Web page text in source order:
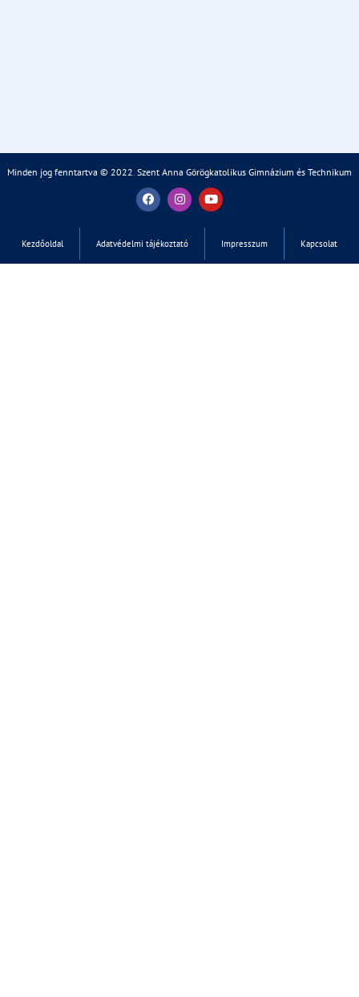
Minden jog fenntartva © 2022 Szent Anna Görögkatolikus Gimnázium és Technikum
Kezdőoldal Adatvédelmi tájékoztató Impresszum Kapcsolat